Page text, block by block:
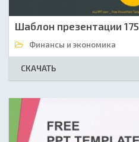
Шаблон презентации 175
Финансы и экономика
СКАЧАТЬ